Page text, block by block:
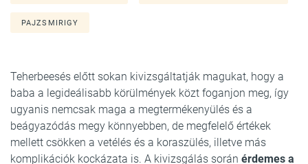
PAJZSMIRIGY
Teherbeesés előtt sokan kivizsgáltatják magukat, hogy a
baba a legideálisabb körülmények közt foganjon meg, így
ugyanis nemcsak maga a megtermékenyülés és a
beágyazódás megy könnyebben, de megfelelő értékek
mellett csökken a vetélés és a koraszülés, illetve más
komplikációk kockázata is. A kivizsgálás során érdemes a